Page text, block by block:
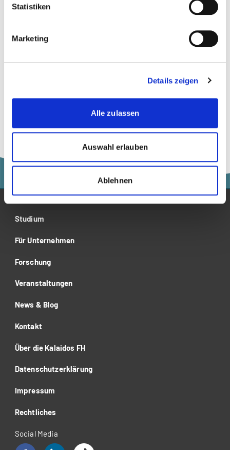
Statistiken
Marketing
Details zeigen
Alle zulassen
Auswahl erlauben
Ablehnen
Digitalisierung | Wirtschaft
Studium
Für Unternehmen
Forschung
Veranstaltungen
News & Blog
Kontakt
Über die Kalaidos FH
Datenschutzerklärung
Impressum
Rechtliches
Social Media